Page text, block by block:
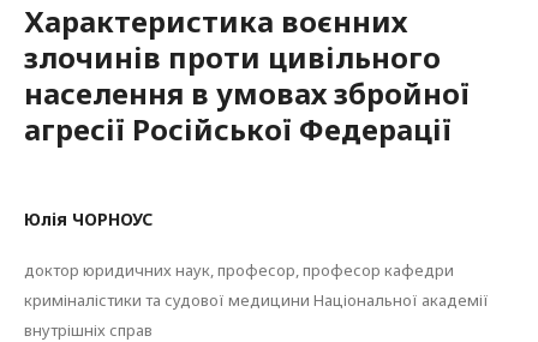
Характеристика воєнних
злочинів проти цивільного
населення в умовах збройної
агресії Російської Федерації
Юлія ЧОРНОУС
доктор юридичних наук, професор, професор кафедри
криміналістики та судової медицини Національної академії
внутрішніх справ